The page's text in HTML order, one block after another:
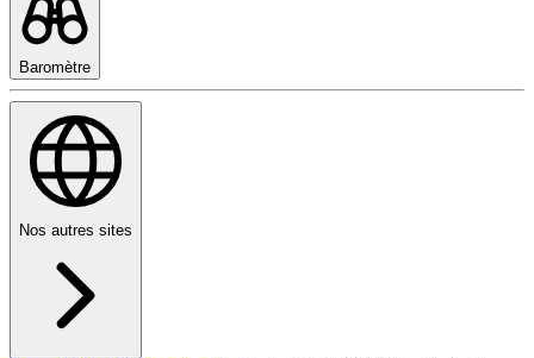
Baromètre
Nos autres sites